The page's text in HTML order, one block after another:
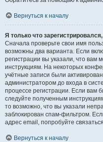
Вернуться к началу
Я только что
Сначала проверьте свои имя
возможны два варианта. Если
регистрации вы указали, что вам
инструкциям. На некоторых
учётные записи были
администратором до входа в
процессе регистрации. Если вам
следуйте полученным
то возможно, что вы указали
заблокирован спам-фильтром.
адрес email, попробуйте
Вернуться к началу